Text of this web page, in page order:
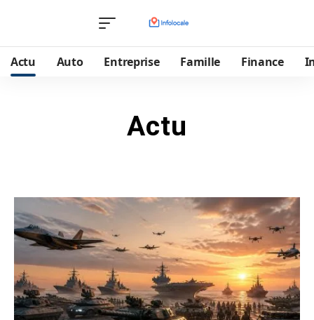
Actu Auto Entreprise Famille Finance
Actu